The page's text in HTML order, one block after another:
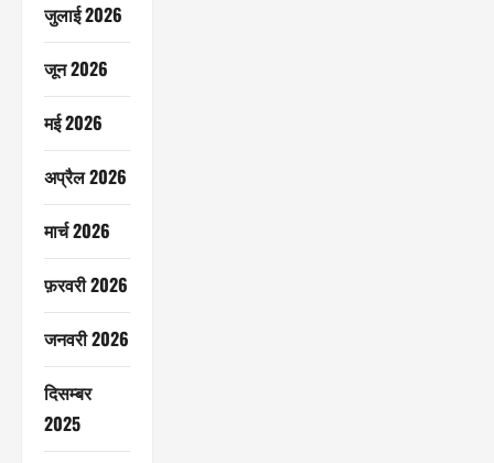
जुलाई 2026
जून 2026
मई 2026
अप्रैल 2026
मार्च 2026
फ़रवरी 2026
जनवरी 2026
दिसम्बर
2025